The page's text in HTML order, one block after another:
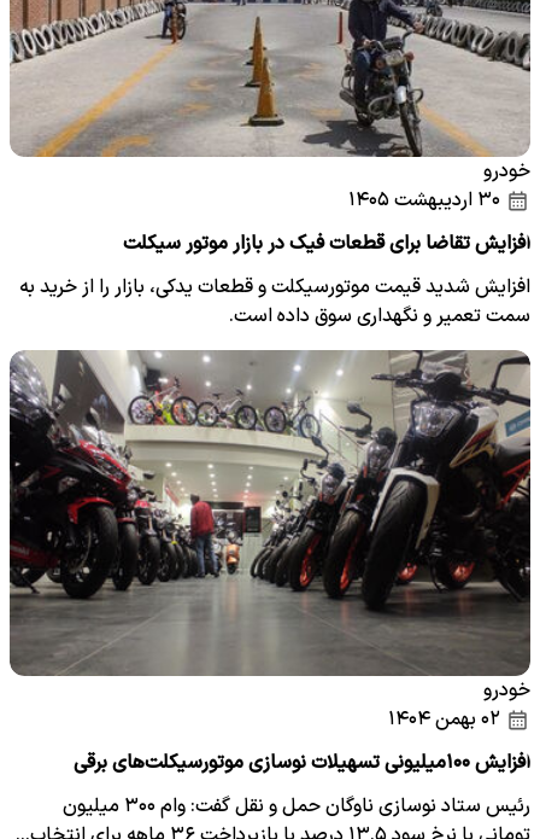
خودرو
افزایش تقاضا برای قطعات فیک در بازار موتور سیکلت
افزایش شدید قیمت موتورسیکلت و قطعات یدکی، بازار را از خرید به
سمت تعمیر و نگهداری سوق داده است.
خودرو
افزایش ۱۰۰میلیونی تسهیلات نوسازی موتورسیکلت‌های برقی
رئیس ستاد نوسازی ناوگان حمل و نقل گفت: وام ۳۰۰ میلیون